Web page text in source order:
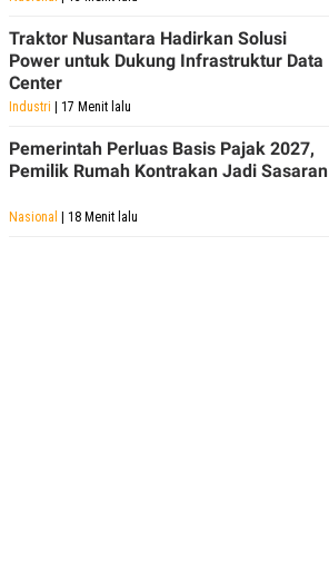
Traktor Nusantara Hadirkan Solusi
Power untuk Dukung Infrastruktur Data
Center
Industri | 17 Menit lalu
Pemerintah Perluas Basis Pajak 2027,
Pemilik Rumah Kontrakan Jadi Sasaran
Nasional | 18 Menit lalu